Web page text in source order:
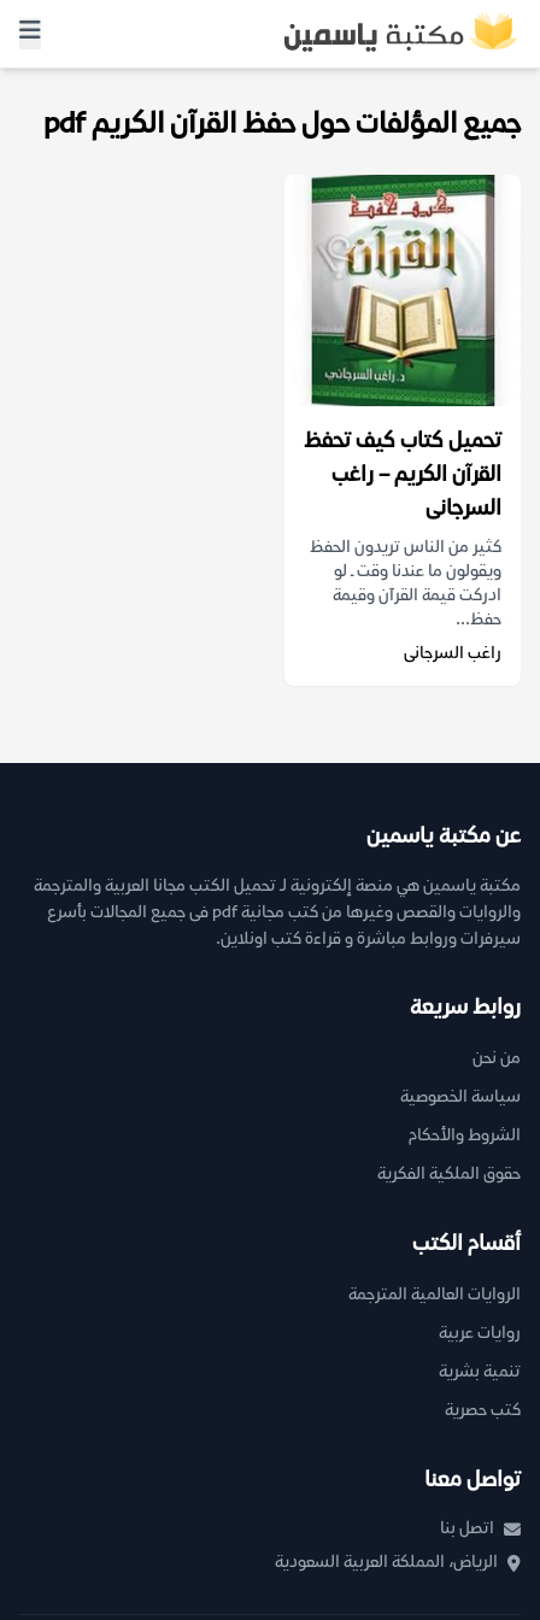
جميع المؤلفات حول حفظ القرآن الكريم pdf
تحميل كتاب كيف تحفظ
القرآن الكريم – راغب
السرجانى
كثير من الناس تريدون الحفظ
ويقولون ما عندنا وقت ـ لو
ادركت قيمة القرآن وقيمة
حفظ...
راغب السرجانى
عن مكتبة ياسمين
مكتبة ياسمين هي منصة إلكترونية لـ تحميل الكتب مجانا العربية والمترجمة
والروايات والقصص وغيرها من كتب مجانية pdf فى جميع المجالات بأسرع
سيرفرات وروابط مباشرة و قراءة كتب اونلاين.
روابط سريعة
من نحن
سياسة الخصوصية
الشروط والأحكام
حقوق الملكية الفكرية
أقسام الكتب
الروايات العالمية المترجمة
روايات عربية
تنمية بشرية
كتب حصرية
تواصل معنا
اتصل بنا
الرياض، المملكة العربية السعودية